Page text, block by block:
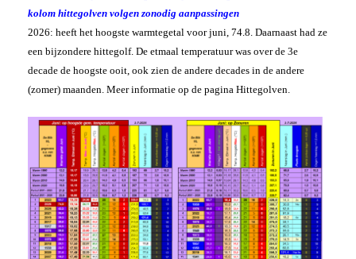
kolom hittegolven volgen zonodig aanpassingen
2026: heeft het hoogste warmtegetal voor juni, 74.8. Daarnaast had ze
een bijzondere hittegolf. De etmaal temperatuur was over de 3e
decade de hoogste ooit, ook zien de andere decades in de andere
(zomer) maanden. Meer informatie op de pagina Hittegolven.